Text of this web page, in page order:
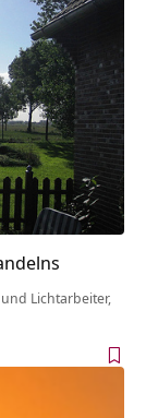
Lichtarbeiter,